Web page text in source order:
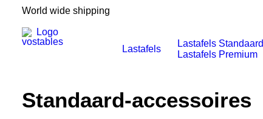
World wide shipping
Lastafels
Lastafels Standaard
Lastafels Premium
Standaard-accessoires